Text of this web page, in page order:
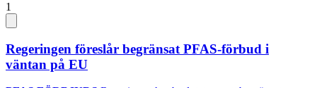
1
Regeringen föreslår begränsat PFAS-förbud i
väntan på EU